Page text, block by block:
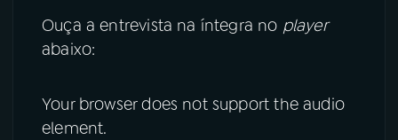
Ouça a entrevista na íntegra no player
abaixo:
Your browser does not support the audio
element.